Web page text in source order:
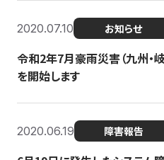
2020.07.10 お知らせ
令和2年7月豪雨災害（九州・
を開始します
2020.06.19 障害報告